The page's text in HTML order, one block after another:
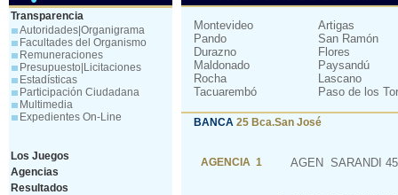
Transparencia
Autoridades|Organigrama
Facultades del Organismo
Remuneraciones
Presupuesto|Licitaciones
Estadísticas
Participación Ciudadana
Multimedia
Expedientes On-Line
Los Juegos
Agencias
Resultados
Montevideo
Artigas
Pando
San Ramón
Durazno
Flores
Maldonado
Paysandú
Rocha
Lascano
Tacuarembó
Paso de los
BANCA 25 Bca.San José
AGENCIA 1 AGEN SARANDI